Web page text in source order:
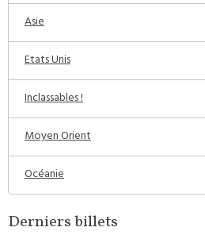
Asie
Etats Unis
Inclassables !
Moyen Orient
Océanie
Derniers billets